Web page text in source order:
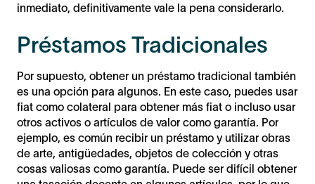
inmediato, definitivamente vale la pena considerarlo.
Préstamos Tradicionales
Por supuesto, obtener un préstamo tradicional también
es una opción para algunos. En este caso, puedes usar
fiat como colateral para obtener más fiat o incluso usar
otros activos o artículos de valor como garantía. Por
ejemplo, es común recibir un préstamo y utilizar obras
de arte, antigüedades, objetos de colección y otras
cosas valiosas como garantía. Puede ser difícil obtener